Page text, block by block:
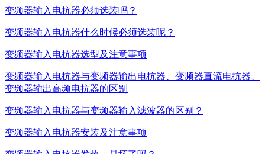
变频器输入电抗器必须选装吗？
变频器输入电抗器什么时候必须选装呢？
变频器输入电抗器选型及注意事项
变频器输入电抗器与变频器输出电抗器、变频器直流电抗器、
变频器输出高频电抗器的区别
变频器输入电抗器与变频器输入滤波器的区别？
变频器输入电抗器安装及注意事项